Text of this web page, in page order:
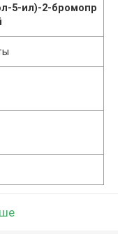
5-ил)-2-бромопр